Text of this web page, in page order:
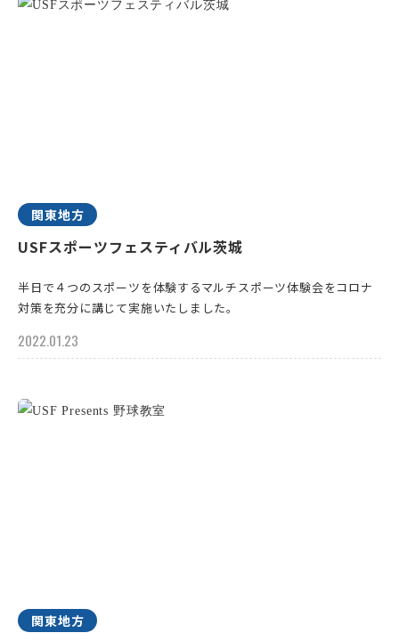
関東地方
USFスポーツフェスティバル茨城
半日で４つのスポーツを体験するマルチスポーツ体験会をコロナ
対策を充分に講じて実施いたしました。
2022.01.23
関東地方